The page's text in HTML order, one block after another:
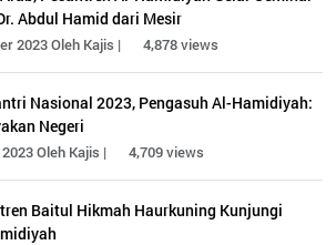
Abdul Hamid dari Mesir
2023 Oleh Kajis | 4,878 views
Nasional 2023, Pengasuh Al-Hamidiyah:
Negeri
Oleh Kajis | 4,709 views
Baitul Hikmah Haurkuning Kunjungi